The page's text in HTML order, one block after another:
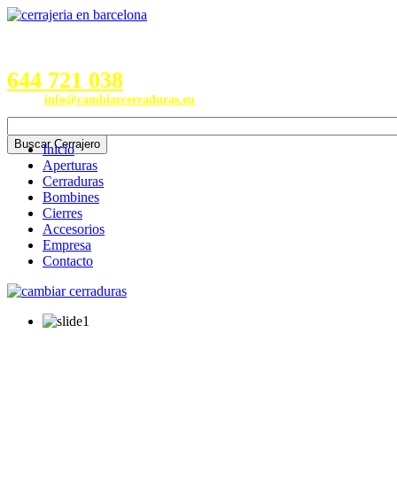
644 721 038
info@cambiarcerraduras.eu
Inicio
Aperturas
Cerraduras
Bombines
Cierres
Accesorios
Empresa
Contacto